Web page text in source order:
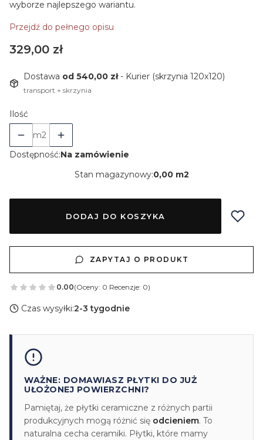
wyborze najlepszego wariantu.
Przejdź do pełnego opisu
Cena
329,00 zł
Dostawa od 540,00 zł- Kurier (skrzynia 120x120)
transport + skrzynia
Ilość
m2
Dostępność:Na zamówienie
Stan magazynowy:0,00 m2
DODAJ DO KOSZYKA
ZAPYTAJ O PRODUKT
0.00(Oceny: 0 Recenzje: 0)
Czas wysyłki:2-3 tygodnie
WAŻNE: DOMAWIASZ PŁYTKI DO JUŻ
UŁOŻONEJ POWIERZCHNI?
Pamiętaj, że płytki ceramiczne z różnych partii
produkcyjnych mogą różnić się odcieniem. To
naturalna cecha ceramiki. Płytki, które mamy